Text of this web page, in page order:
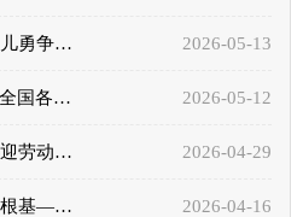
绿茵砺兵迎省运 雄关健儿勇争先——嘉峪关市体校足球队备战甘肃省第十六届运动会纪实 2026-05-13
“五一”假期运动氛围浓 全国各地青少年体育活动精彩不断 2026-05-12
筑牢安全防护网 平安喜迎劳动节——嘉峪关市体校开展“五一”假期校园安全专项检查 2026-04-29
强化应急演练 筑牢安全根基——嘉峪关市体校开展2026年春季学期地震及消防应急演练 2026-04-16